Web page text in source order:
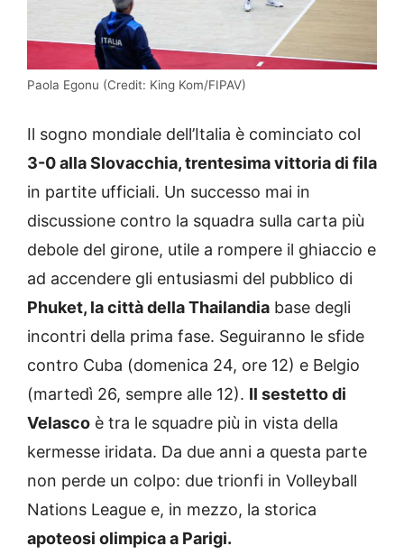
Paola Egonu (Credit: King Kom/FIPAV)
Il sogno mondiale dell’Italia è cominciato col
3-0 alla Slovacchia, trentesima vittoria di fila
in partite ufficiali. Un successo mai in
discussione contro la squadra sulla carta più
debole del girone, utile a rompere il ghiaccio e
ad accendere gli entusiasmi del pubblico di
Phuket, la città della Thailandia base degli
incontri della prima fase. Seguiranno le sfide
contro Cuba (domenica 24, ore 12) e Belgio
(martedì 26, sempre alle 12). Il sestetto di
Velasco è tra le squadre più in vista della
kermesse iridata. Da due anni a questa parte
non perde un colpo: due trionfi in Volleyball
Nations League e, in mezzo, la storica
apoteosi olimpica a Parigi.